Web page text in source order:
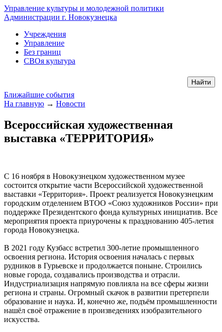
Управление культуры и молодежной политики
Администрации г. Новокузнецка
Учреждения
Управление
Без границ
СВОя культура
Ближайшие события
На главную → Новости
Всероссийская художественная
выставка «ТЕРРИТОРИЯ»
С 16 ноября в Новокузнецком художественном музее
состоится открытие части Всероссийской художественной
выставки «Территория». Проект реализуется Новокузнецким
городским отделением ВТОО «Союз художников России» при
поддержке Президентского фонда культурных инициатив. Все
мероприятия проекта приурочены к празднованию 405-летия
города Новокузнецка.
В 2021 году Кузбасс встретил 300-летие промышленного
освоения региона. История освоения началась с первых
рудников в Гурьевске и продолжается поныне. Строились
новые города, создавались производства и отрасли.
Индустриализация напрямую повлияла на все сферы жизни
региона и страны. Огромный скачок в развитии претерпели
образование и наука. И, конечно же, подъём промышленности
нашёл своё отражение в произведениях изобразительного
искусства.